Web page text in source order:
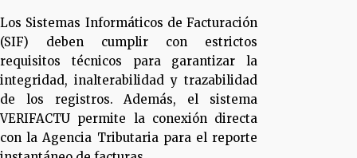
Los Sistemas Informáticos de Facturación
(SIF) deben cumplir con estrictos
requisitos técnicos para garantizar la
integridad, inalterabilidad y trazabilidad
de los registros. Además, el sistema
VERIFACTU permite la conexión directa
con la Agencia Tributaria para el reporte